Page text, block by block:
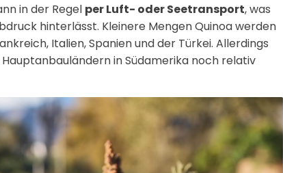
in der Regel per Luft- oder Seetransport, was
hinterlässt. Kleinere Mengen Quinoa werden
Italien, Spanien und der Türkei. Allerdings
in Südamerika noch relativ